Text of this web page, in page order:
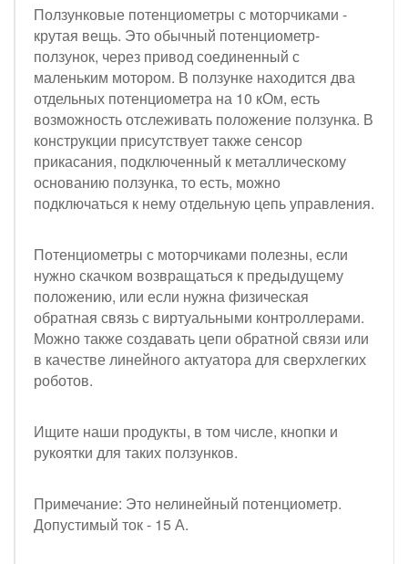
Ползунковые потенциометры с моторчиками -
крутая вещь. Это обычный потенциометр-
ползунок, через привод соединенный с
маленьким мотором. В ползунке находится два
отдельных потенциометра на 10 кОм, есть
возможность отслеживать положение ползунка. В
конструкции присутствует также сенсор
прикасания, подключенный к металлическому
основанию ползунка, то есть, можно
подключаться к нему отдельную цепь управления.
Потенциометры с моторчиками полезны, если
нужно скачком возвращаться к предыдущему
положению, или если нужна физическая
обратная связь с виртуальными контроллерами.
Можно также создавать цепи обратной связи или
в качестве линейного актуатора для сверхлегких
роботов.
Ищите наши продукты, в том числе, кнопки и
рукоятки для таких ползунков.
Примечание: Это нелинейный потенциометр.
Допустимый ток - 15 А.